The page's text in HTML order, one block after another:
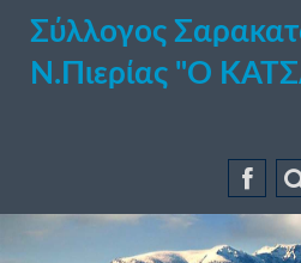
Σύλλογος
Ν.Πιερίας "Ο